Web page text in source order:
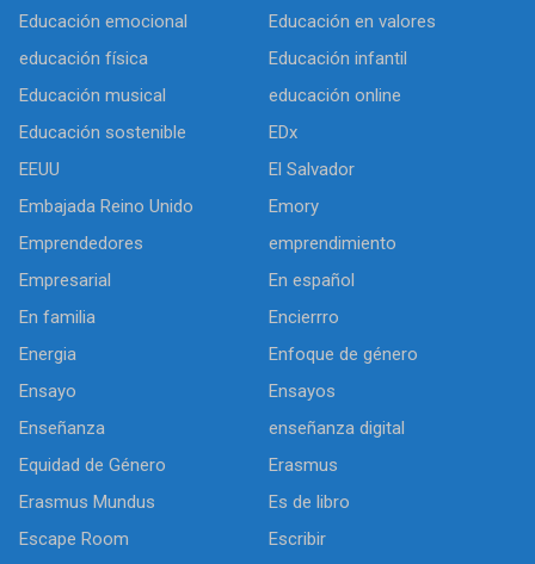
Educación emocional
Educación en valores
educación física
Educación infantil
Educación musical
educación online
Educación sostenible
EDx
EEUU
El Salvador
Embajada Reino Unido
Emory
Emprendedores
emprendimiento
Empresarial
En español
En familia
Encierrro
Energia
Enfoque de género
Ensayo
Ensayos
Enseñanza
enseñanza digital
Equidad de Género
Erasmus
Erasmus Mundus
Es de libro
Escape Room
Escribir